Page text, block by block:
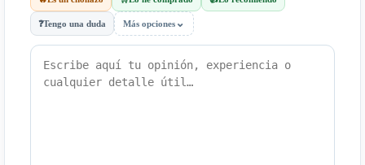
❓Tengo una duda Más opciones ⌄